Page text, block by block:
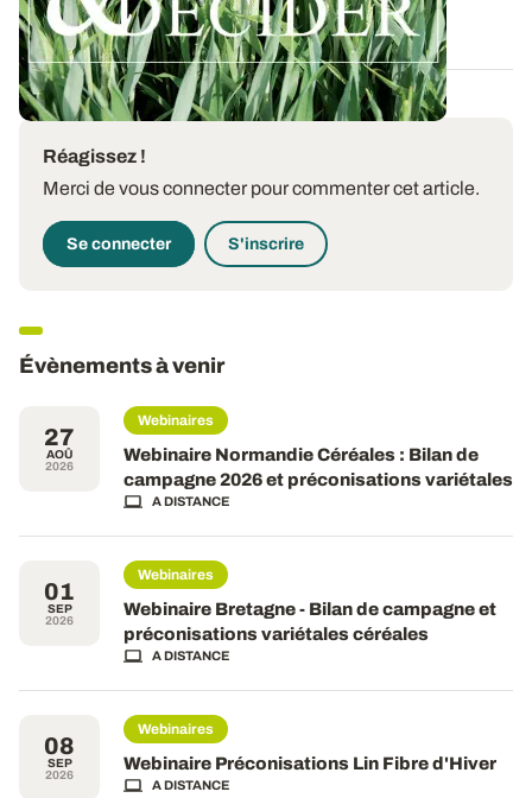
12 DÉC. 2025
Réagissez !
Merci de vous connecter pour commenter cet article.
Se connecter S'inscrire
Évènements à venir
27
AOÛ
2026
Webinaires
Webinaire Normandie Céréales : Bilan de
campagne 2026 et préconisations variétales
A DISTANCE
01
SEP
2026
Webinaires
Webinaire Bretagne - Bilan de campagne et
préconisations variétales céréales
A DISTANCE
08
SEP
2026
Webinaires
Webinaire Préconisations Lin Fibre d'Hiver
A DISTANCE